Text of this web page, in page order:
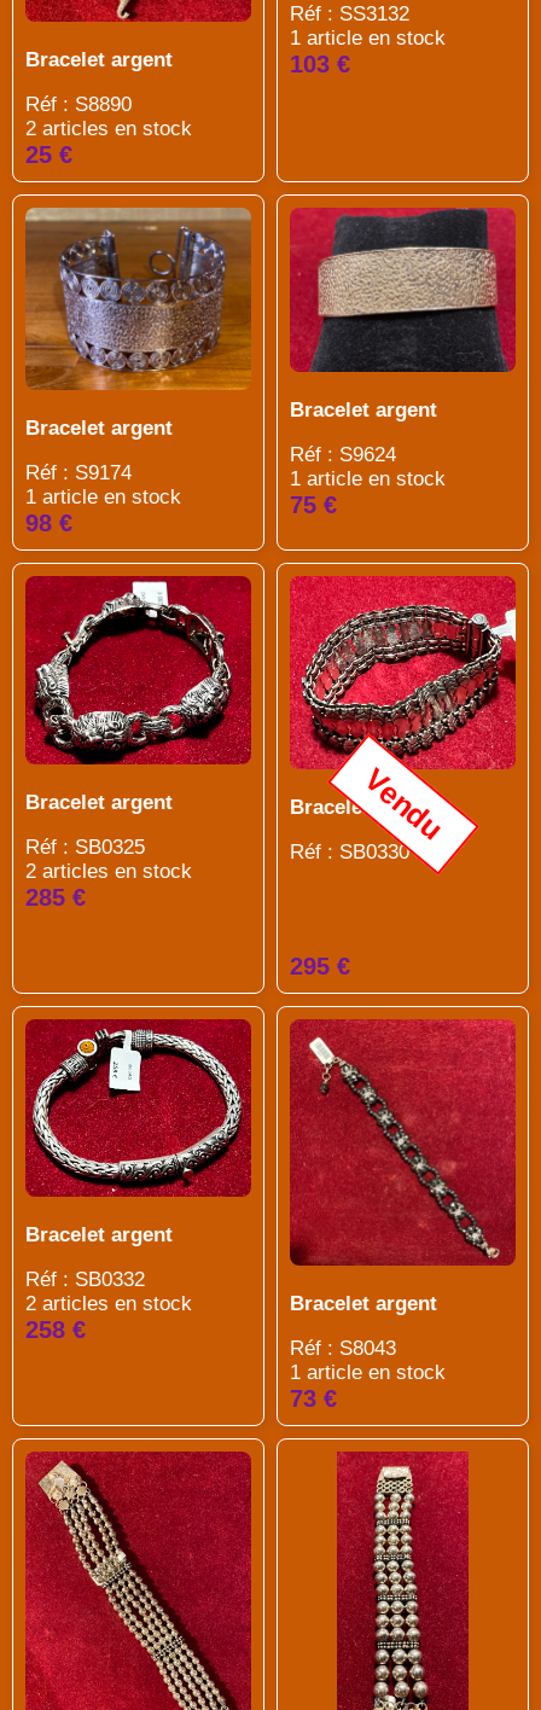
Bracelet argent
Réf : S8890
2 articles en stock
25 €
Réf : SS3132
1 article en stock
103 €
Bracelet argent
Réf : S9174
1 article en stock
98 €
Bracelet argent
Réf : S9624
1 article en stock
75 €
Bracelet argent
Réf : SB0325
2 articles en stock
285 €
Bracelet argent
Réf : SB0330
Vendu
295 €
Bracelet argent
Réf : SB0332
2 articles en stock
258 €
Bracelet argent
Réf : S8043
1 article en stock
73 €